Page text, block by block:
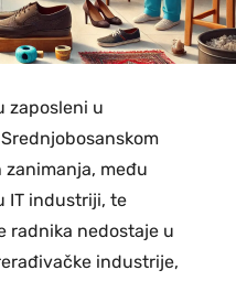
zaposleni u
zanimanja, među
IT industriji, te
radnika nedostaje u
industrije,